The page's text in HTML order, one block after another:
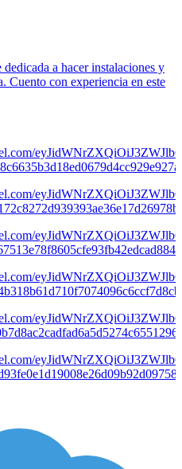
dedicada a hacer instalaciones y
Cuento con experiencia en este